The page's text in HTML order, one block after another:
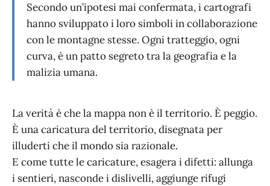
Secondo un’ipotesi mai confermata, i cartografi
hanno sviluppato i loro simboli in collaborazione
con le montagne stesse. Ogni tratteggio, ogni
curva, è un patto segreto tra la geografia e la
malizia umana.
La verità è che la mappa non è il territorio. È peggio.
È una caricatura del territorio, disegnata per
illuderti che il mondo sia razionale.
E come tutte le caricature, esagera i difetti: allunga
i sentieri, nasconde i dislivelli, aggiunge rifugi